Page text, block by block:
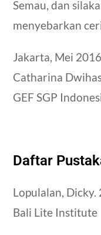
Semau, dan
menyebarkan
Jakarta, Mei 2016
Catharina
GEF SGP
Daftar
Lopulalan, Dicky.
Bali Lite Institute